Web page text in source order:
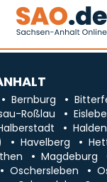
Bernburg
Roßlau
Havelberg
Magdeburg
Oschersleben